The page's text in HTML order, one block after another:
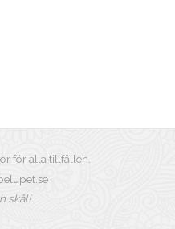
för alla tillfällen.
skål!